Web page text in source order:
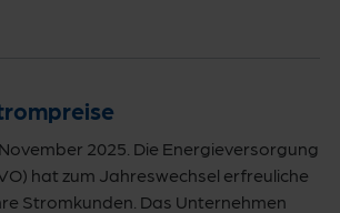
November 2025. Die Energieversorgung
hat zum Jahreswechsel erfreuliche
Stromkunden. Das Unternehmen